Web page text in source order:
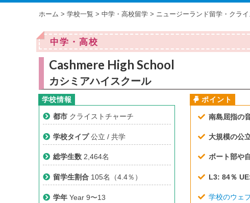
ホーム > 学校一覧 > 中学・高校留学> ニュージーランド留学・クラ
中学・高校
Cashmere High School
カシミアハイスクール
都市クライストチャーチ
学校タイプ公立 / 共学
総学生数2,464名
留学生割合105名（4.4％）
学年Year 9〜13
南島屈指の
大規模の公
ボート部や
L3: 84％
学校のウェ